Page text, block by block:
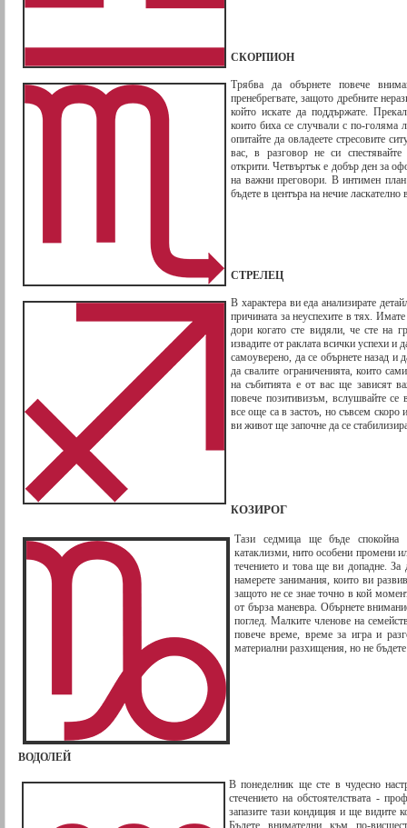
СКОРПИОН
Трябва да обърнете повече
пренебрегвате, защото дребните
който искате да поддържате.
които биха се случвали с по-голяма
опитайте да овладеете стресовите
вас, в разговор не си
открити. Четвъртък е добър ден за
на важни преговори. В интимен
бъдете в центъра на нечие ласкателно
СТРЕЛЕЦ
В характера ви еда анализирате
причината за неуспехите в тях.
дори когато сте видяли, че сте на
извадите от раклата всички успехи и
самоуверено, да се обърнете назад и
да свалите ограниченията, които
на събитията е от вас ще зависят
повече позитивизъм, вслушвайте
все още са в застоъ, но съвсем
ви живот ще започне да се
КОЗИРОГ
Тази седмица ще бъде
катаклизми, нито особени промени
течението и това ще ви допадне. За
намерете занимания, които ви
защото не се знае точно в кой
от бърза маневра. Обърнете
поглед. Малките членове на
повече време, време за игра и
материални разхищения, но не
ВОДОЛЕЙ
В понеделник ще сте в чудесно
стечението на обстоятелствата -
запазите тази кондиция и ще видите
Бъдете внимателни към по-